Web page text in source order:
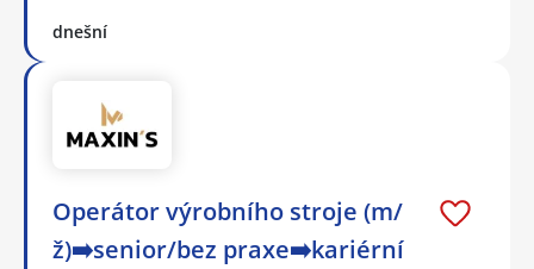
dnešní
Operátor výrobního stroje (m/
ž)➡️senior/bez praxe➡️kariérní